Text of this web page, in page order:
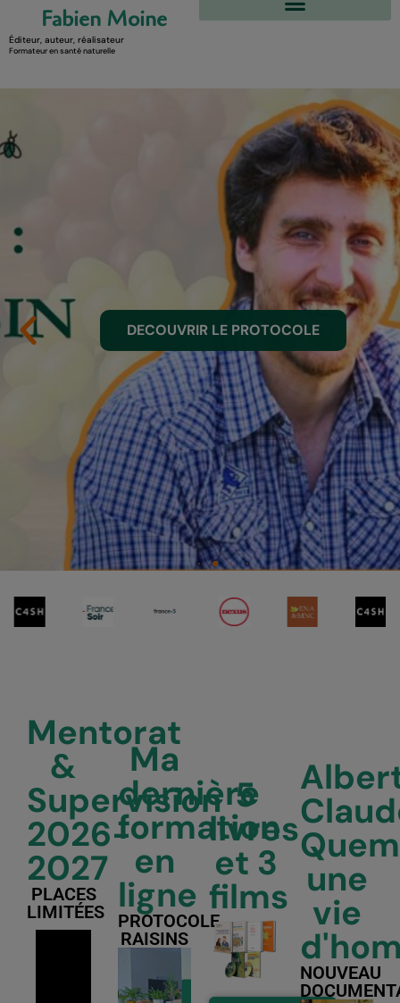
Fabien Moine
Éditeur, auteur, réalisateur
Formateur en santé naturelle
DECOUVRIR LE PROTOCOLE
Mentorat
&
Supervision
2026-
2027
PLACES
LIMITÉES
Ma
dernière
formation
en
ligne
PROTOCOLE
RAISINS
5
livres
et 3
films une
vie
NOUVEAU